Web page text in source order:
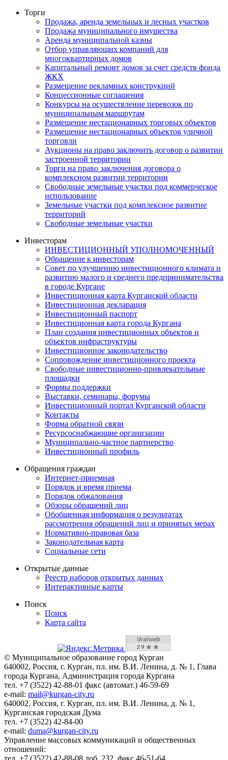
Торги
Продажа, аренда земельных и лесных участков
Продажа муниципального имущества
Аренда муниципальной казны
Отбор управляющих компаний для
многоквартирных домов
Капитальный ремонт домов за счет средств фонда
ЖКХ
Размещение рекламных конструкций
Концессионные соглашения
Конкурсы на осуществление перевозок по
муниципальным маршрутам
Размещение нестационарных торговых объектов
Размещение нестационарных объектов уличной
торговли
Аукционы на право заключить договор о развитии
застроенной территории
Торги на право заключения договора о
комплексном развитии территории
Свободные земельные участки под коммерческое
использование
Земельные участки под комплексное развитие
территорий
Свободные земельные участки
Инвесторам
ИНВЕСТИЦИОННЫЙ УПОЛНОМОЧЕННЫЙ
Обращение к инвесторам
Совет по улучшению инвестиционного климата и
развитию малого и среднего предпринимательства
в городе Кургане
Инвестиционная карта Курганской области
Инвестиционная декларация
Инвестиционный паспорт
Инвестиционная карта города Кургана
План создания инвестиционных объектов и
объектов инфраструктуры
Инвестиционное законодательство
Сопровождение инвестиционного проекта
Свободные инвестиционно-привлекательные
площадки
Формы поддержки
Выставки, семинары, форумы
Инвестиционный портал Курганской области
Контакты
Форма обратной связи
Ресурсоснабжающие организации
Муниципально-частное партнерство
Инвестиционный профиль
Обращения граждан
Интернет-приемная
Порядок и время приема
Порядок обжалования
Обзоры обращений лиц
Обобщенная информация о результатах
рассмотрения обращений лиц и принятых мерах
Нормативно-правовая база
Законодательная карта
Социальные сети
Открытые данные
Реестр наборов открытых данных
Интерактивные карты
Поиск
Поиск
Карта сайта
© Муниципальное образование город Курган
640002, Россия, г. Курган, пл. им. В.И. Ленина, д. № 1, Глава
города Кургана, Администрация города Кургана
тел. +7 (3522) 42-88-01 факс (автомат.) 46-59-69
e-mail: mail@kurgan-city.ru
640002, Россия, г. Курган, пл. им. В.И. Ленина, д. № 1,
Курганская городская Дума
тел. +7 (3522) 42-84-00
e-mail: duma@kurgan-city.ru
Управление массовых коммуникаций и общественных
отношений:
тел. +7 (3522) 42-88-08 доб. 232, факс 46-51-64